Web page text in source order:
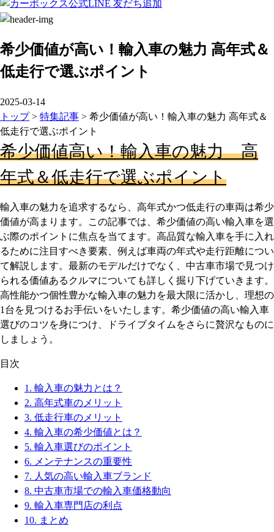
希少価値が高い！輸入車の魅力 高年式＆
低走行で選ぶポイント
2025-03-14
トップ> 特集記事 > 希少価値が高い！輸入車の魅力 高年式＆
低走行で選ぶポイント
希少価値高い！輸入車の魅力 高
年式＆低走行で選ぶポイント
輸入車の魅力を追求するなら、高年式かつ低走行の車両は希少
価値が高まります。この記事では、希少価値の高い輸入車を選
ぶ際のポイントに焦点を当てます。高品質な輸入車を手に入れ
るために注目すべき要素、例えば車両の年式や走行距離につい
て解説します。最新のモデルだけでなく、中古車市場で見つけ
られる価値あるクルマについても詳しく掘り下げていきます。
高性能かつ個性豊かな輸入車の魅力を最大限に活かし、理想の
1台を見つけるお手伝いをいたします。希少価値の高い輸入車
選びのコツを身につけ、ドライブタイムをさらに贅沢なものに
しましょう。
目次
1. 輸入車の魅力とは？
2. 高年式車のメリット
3. 低走行車のメリット
4. 輸入車の希少価値とは？
5. 輸入車選びのポイント
6. メンテナンスの重要性
7. 人気の高い輸入車ブランド
8. 中古車市場での輸入車価格動向
9. 輸入車専門店の利点
10. まとめ